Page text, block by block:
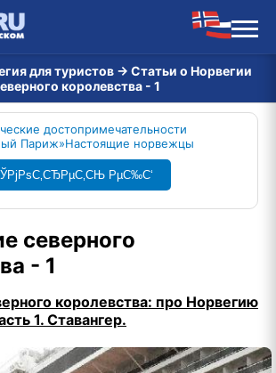
для туристов → Статьи о Норвегии
королевства - 1
достопримечательности
Париж»Настоящие норвежцы
РµС‰С‘
северного
- 1
королевства: про Норвегию
1. Ставангер.